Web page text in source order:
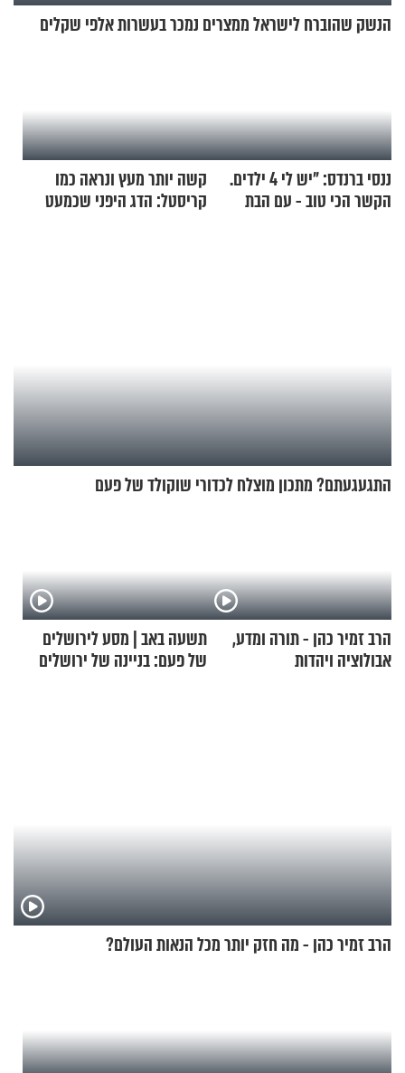
הנשק שהוברח לישראל ממצרים נמכר בעשרות אלפי שקלים
ננסי ברנדס: "יש לי 4 ילדים.
הקשר הכי טוב - עם הבת
קשה יותר מעץ ונראה כמו
קריסטל: הדג היפני שכמעט
התגעגעתם? מתכון מוצלח לכדורי שוקולד של פעם
הרב זמיר כהן - תורה ומדע,
אבולוציה ויהדות
תשעה באב | מסע לירושלים
של פעם: בניינה של ירושלים
הרב זמיר כהן - מה חזק יותר מכל הנאות העולם?